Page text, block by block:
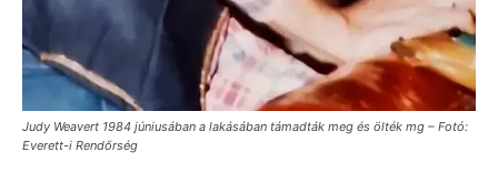
Judy Weavert 1984 júniusában a lakásában támadták meg és ölték mg – Fotó:
Everett-i Rendőrség